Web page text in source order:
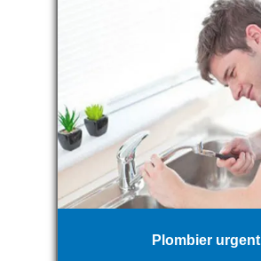
Plombier urgent